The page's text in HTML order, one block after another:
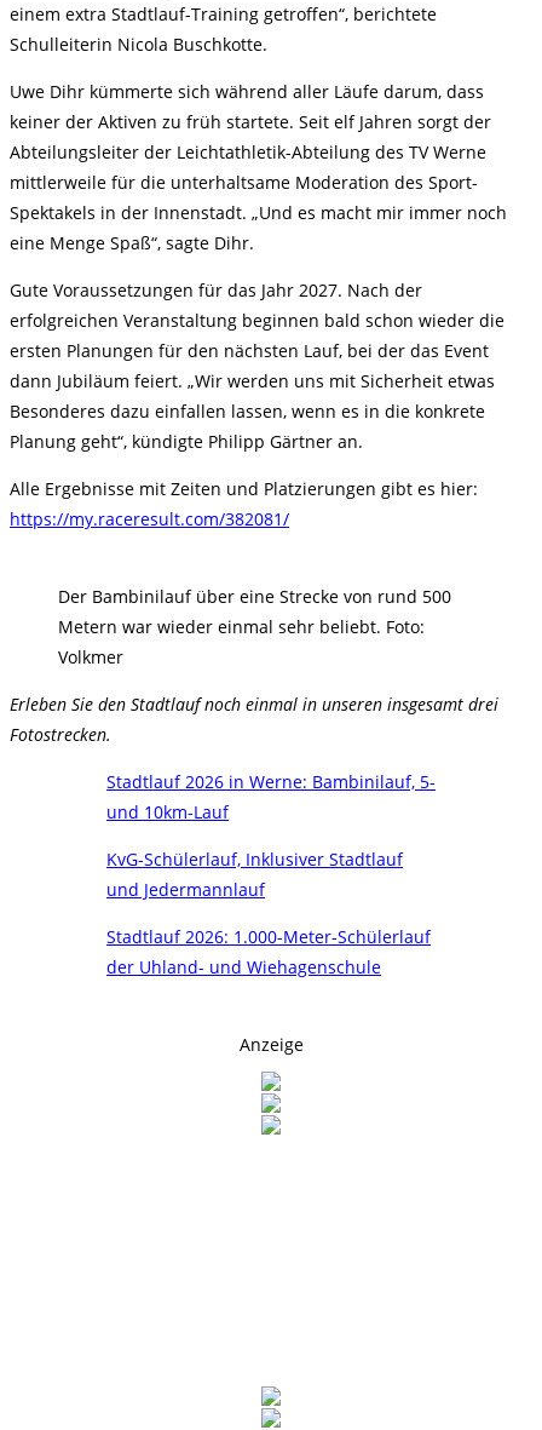
einem extra Stadtlauf-Training getroffen“, berichtete
Schulleiterin Nicola Buschkotte.
Uwe Dihr kümmerte sich während aller Läufe darum, dass
keiner der Aktiven zu früh startete. Seit elf Jahren sorgt der
Abteilungsleiter der Leichtathletik-Abteilung des TV Werne
mittlerweile für die unterhaltsame Moderation des Sport-
Spektakels in der Innenstadt. „Und es macht mir immer noch
eine Menge Spaß“, sagte Dihr.
Gute Voraussetzungen für das Jahr 2027. Nach der
erfolgreichen Veranstaltung beginnen bald schon wieder die
ersten Planungen für den nächsten Lauf, bei der das Event
dann Jubiläum feiert. „Wir werden uns mit Sicherheit etwas
Besonderes dazu einfallen lassen, wenn es in die konkrete
Planung geht“, kündigte Philipp Gärtner an.
Alle Ergebnisse mit Zeiten und Platzierungen gibt es hier:
https://my.raceresult.com/382081/
Der Bambinilauf über eine Strecke von rund 500
Metern war wieder einmal sehr beliebt. Foto:
Volkmer
Erleben Sie den Stadtlauf noch einmal in unseren insgesamt drei
Fotostrecken.
Stadtlauf 2026 in Werne: Bambinilauf, 5-
und 10km-Lauf
KvG-Schülerlauf, Inklusiver Stadtlauf
und Jedermannlauf
Stadtlauf 2026: 1.000-Meter-Schülerlauf
der Uhland- und Wiehagenschule
Anzeige